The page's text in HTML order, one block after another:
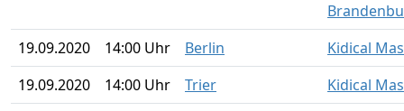
19.09.2020
14:00 Uhr Berlin
Kidical
19.09.2020
14:00 Uhr Trier
Kidical